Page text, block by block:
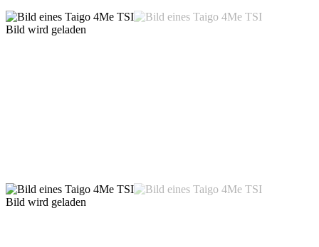
Bild wird geladen
Bild wird geladen